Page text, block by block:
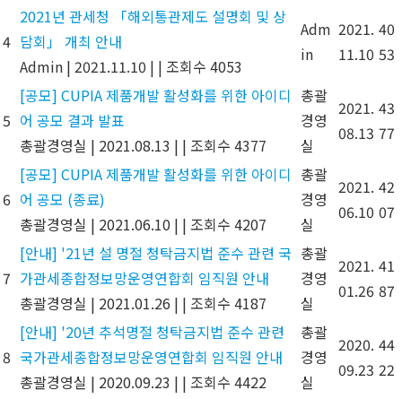
4
2021년 관세청 「해외통관제도 설명회 및 상
담회」 개최 안내
Admin | 2021.11.10 | | 조회수 4053
Adm
in
2021.
11.10
40
53
5
[공모] CUPIA 제품개발 활성화를 위한 아이디
어 공모 결과 발표
총괄경영실 | 2021.08.13 | | 조회수 4377
총괄
경영
실
2021.
08.13
43
77
6
[공모] CUPIA 제품개발 활성화를 위한 아이디
어 공모 (종료)
총괄경영실 | 2021.06.10 | | 조회수 4207
총괄
경영
실
2021.
06.10
42
07
7
[안내] '21년 설 명절 청탁금지법 준수 관련 국
가관세종합정보망운영연합회 임직원 안내
총괄경영실 | 2021.01.26 | | 조회수 4187
총괄
경영
실
2021.
01.26
41
87
8
[안내] '20년 추석명절 청탁금지법 준수 관련
국가관세종합정보망운영연합회 임직원 안내
총괄경영실 | 2020.09.23 | | 조회수 4422
총괄
경영
실
2020.
09.23
44
22